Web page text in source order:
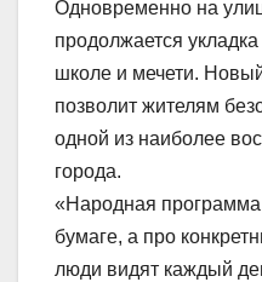
Одновременно на
продолжается
школе и мечети.
позволит жителям
одной из наиболее
города.
«Народная
бумаге, а про
люди видят каждый